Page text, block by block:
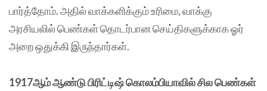
பார்த்தோம். அதில் வாக்களிக்கும் உரிமை, வாக்கு
அரசியலில் பெண்கள் தொடர்பான செய்திகளுக்காக ஓர்
அறை ஒதுக்கி இருந்தார்கள்.
1917ஆம் ஆண்டு பிரிட்டிஷ் கொலம்பியாவில் சில பெண்கள்